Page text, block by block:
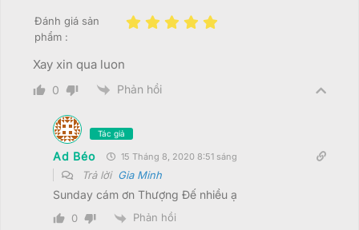
Đánh giá sản
phẩm :
Xay xin qua luon
0 Phản hồi
Tác giả
Ad Béo 15 Tháng 8, 2020 8:51 sáng
Trả lời Gia Minh
Sunday cám ơn Thượng Đế nhiều ạ
0 Phản hồi